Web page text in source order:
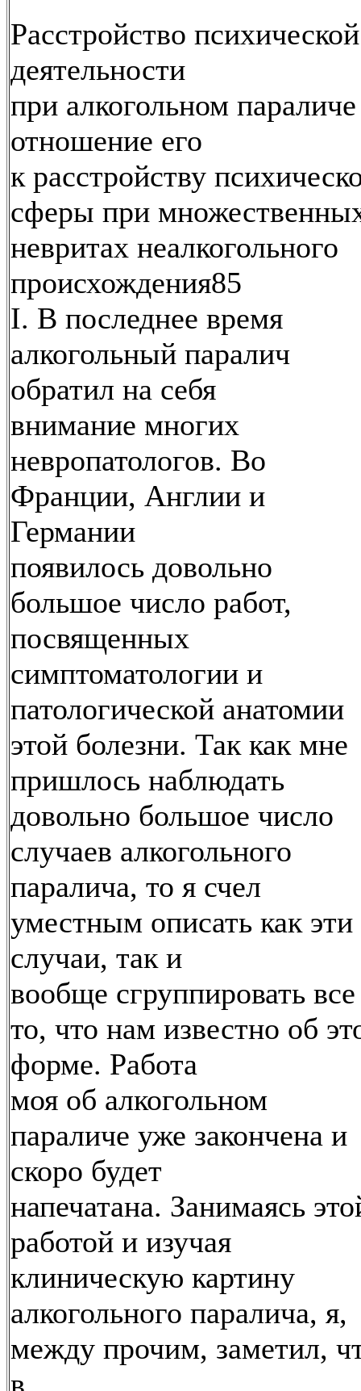
Расстройство психической
деятельности
при алкогольном
отношение его
к расстройству
сферы при
невритах неалкогольного
происхождения85
I. В последнее время
алкогольный паралич
обратил на себя
внимание многих
невропатологов. Во
Франции, Англии и
Германии
появилось довольно
большое число работ,
посвященных
симптоматологии и
патологической анатомии
этой болезни. Так как мне
пришлось наблюдать
довольно большое число
случаев алкогольного
паралича, то я счел
уместным описать как эти
случаи, так и
вообще сгруппировать все
то, что нам известно об
форме. Работа
моя об алкогольном
параличе уже закончена и
скоро будет
напечатана. Занимаясь
работой и изучая
клиническую картину
алкогольного паралича, я,
между прочим, заметил,
в